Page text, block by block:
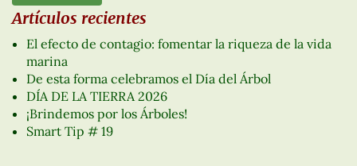
Artículos recientes
El efecto de contagio: fomentar la riqueza de la vida
marina
De esta forma celebramos el Día del Árbol
DÍA DE LA TIERRA 2026
¡Brindemos por los Árboles!
Smart Tip # 19